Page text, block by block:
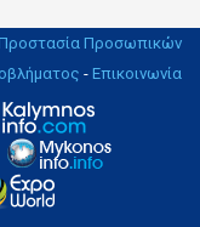
Προσωπικών
- Επικοινωνία